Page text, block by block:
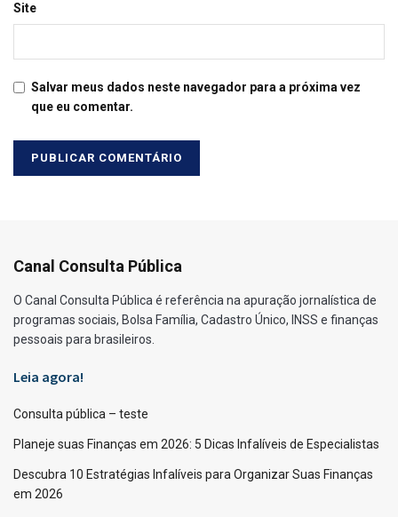
Site
Salvar meus dados neste navegador para a próxima vez
que eu comentar.
Canal Consulta Pública
O Canal Consulta Pública é referência na apuração jornalística de
programas sociais, Bolsa Família, Cadastro Único, INSS e finanças
pessoais para brasileiros.
Leia agora!
Consulta pública – teste
Planeje suas Finanças em 2026: 5 Dicas Infalíveis de Especialistas
Descubra 10 Estratégias Infalíveis para Organizar Suas Finanças
em 2026